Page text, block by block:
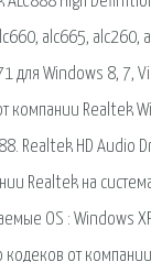
alc665, alc260,
для Windows 8, 7,
Realtek
Realtek HD
Realtek на
OS : Windows
от